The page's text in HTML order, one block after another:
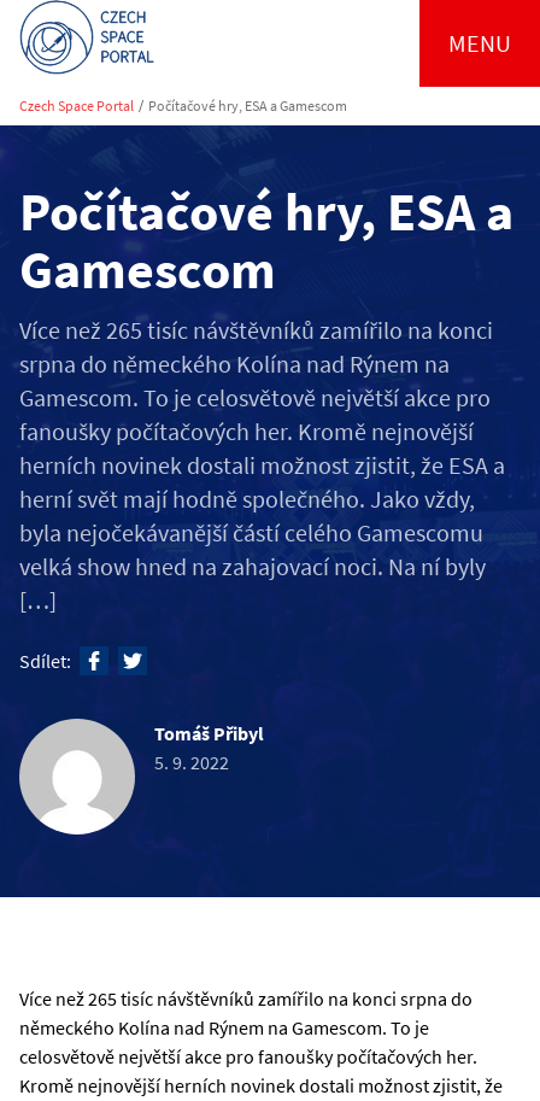
MENU
Czech Space Portal / Počítačové hry, ESA a Gamescom
Počítačové hry, ESA a
Gamescom
Více než 265 tisíc návštěvníků zamířilo na konci
srpna do německého Kolína nad Rýnem na
Gamescom. To je celosvětově největší akce pro
fanoušky počítačových her. Kromě nejnovější
herních novinek dostali možnost zjistit, že ESA a
herní svět mají hodně společného. Jako vždy,
byla nejočekávanější částí celého Gamescomu
velká show hned na zahajovací noci. Na ní byly
[…]
Sdílet:
Tomáš Přibyl
5. 9. 2022
Více než 265 tisíc návštěvníků zamířilo na konci srpna do
německého Kolína nad Rýnem na Gamescom. To je
celosvětově největší akce pro fanoušky počítačových her.
Kromě nejnovější herních novinek dostali možnost zjistit, že